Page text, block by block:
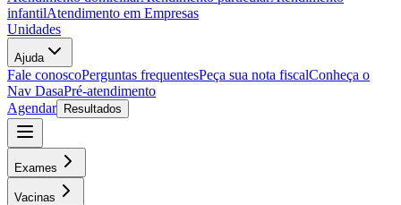
infantilAtendimento em Empresas
Unidades
Ajuda
Fale conoscoPerguntas frequentesPeça sua nota fiscalConheça o
Nav DasaPré-atendimento
Agendar
Resultados
Exames
Vacinas